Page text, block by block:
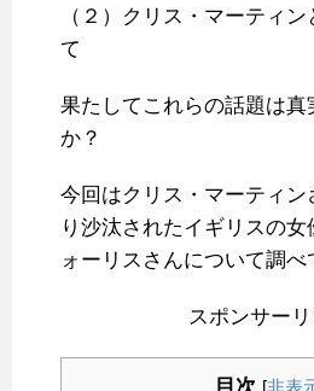
（２）クリス・マーティ
て
果たしてこれらの話題は真
か？
今回はクリス・マーティン
り沙汰されたイギリスの
ォーリスさんについて調べ
スポンサーリ
[非表